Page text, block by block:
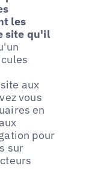
les
site qu'il
aux
vous
en
pour
sur